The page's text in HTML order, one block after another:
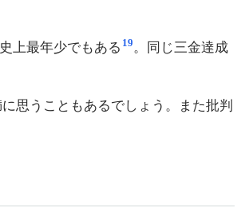
上最年少でもある 19。同じ三金達成
思うこともあるでしょう。また批判